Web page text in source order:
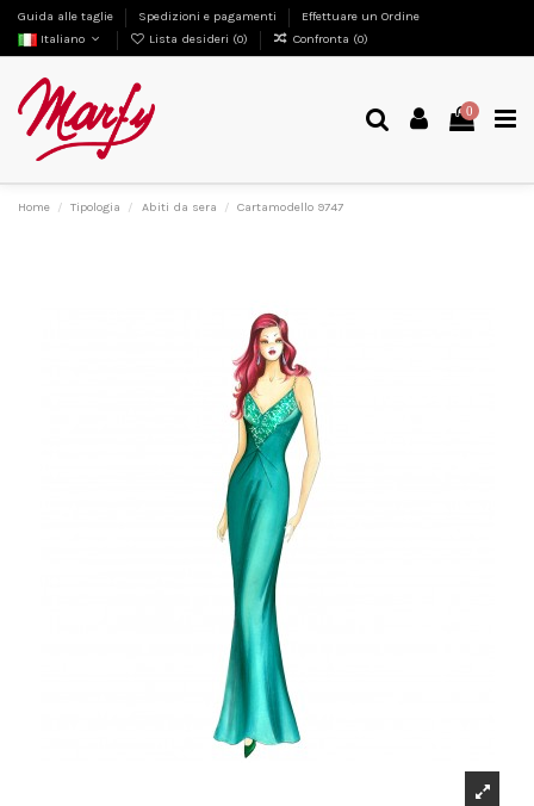
Guida alle taglie Spedizioni e pagamenti
Effettuare un Ordine
Italiano
Lista desideri (0) Confronta (0)
0
Home Tipologia Abiti da sera Cartamodello 9747